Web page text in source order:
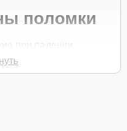
поломки
при падении.